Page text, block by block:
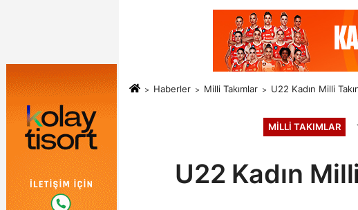
Haberler Milli Takımlar U22 Kadın Milli
MILLI TAKIMLAR
U22 Kadın